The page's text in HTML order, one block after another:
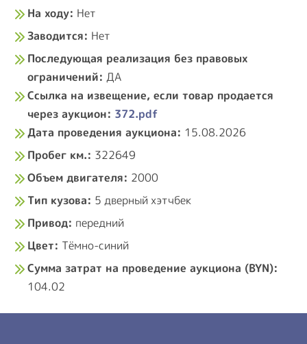
Коробка: Механическая
На ходу:Нет
Заводится:Нет
Последующая реализация без правовых
ограничений:ДА
Ссылка на извещение, если товар продается
через аукцион:372.pdf
Дата проведения аукциона:
Пробег км.:322649
Объем двигателя:2000
Тип кузова:5 дверный хэтчбек
Привод:передний
Цвет:Тёмно-синий
Сумма затрат на проведение аукциона (BYN):
104.02